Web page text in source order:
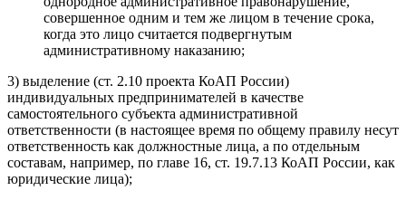
совершенное одним и тем же лицом в течение срока,
когда это лицо считается подвергнутым
административному наказанию;
3) выделение (ст. 2.10 проекта КоАП России)
индивидуальных предпринимателей в качестве
самостоятельного субъекта административной
ответственности (в настоящее время по общему правилу несут
ответственность как должностные лица, а по отдельным
составам, например, по главе 16, ст. 19.7.13 КоАП России, как
юридические лица);